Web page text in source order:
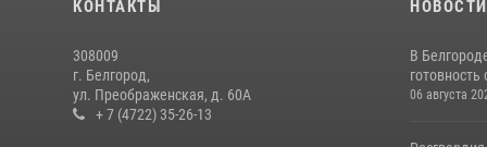
КОНТАКТЫ
308009
г. Белгород,
ул. Преображенская, д. 60А
+ 7 (4722) 35-26-13
НОВОСТИ
В
06 августа